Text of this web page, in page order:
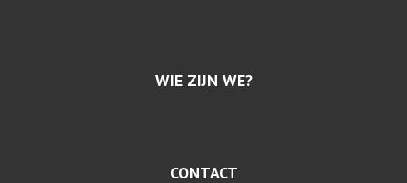
WIE ZIJN WE?
CONTACT